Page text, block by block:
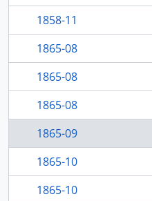
1858-11
1865-08
1865-08
1865-08
1865-09
1865-10
1865-10